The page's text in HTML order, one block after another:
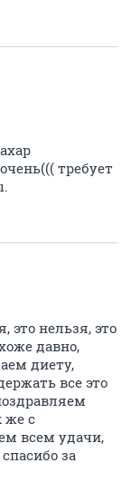
требует
это нельзя, это
давно,
диету,
все это
же с
всем удачи,
за